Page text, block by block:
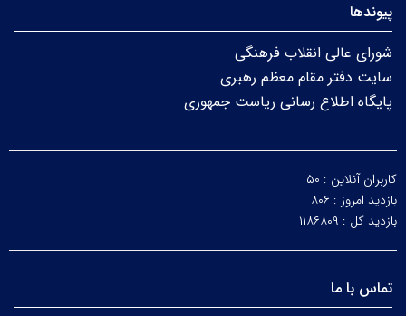
پیوندها
شورای عالی انقلاب فرهنگی
سایت دفتر مقام معظم رهبری
پایگاه اطلاع رسانی ریاست جمهوری
کاربران آنلاین : ۵۰
بازدید امروز : ۸۰۶
بازدید کل : ۱۱۸۶۸۰۹
تماس با ما